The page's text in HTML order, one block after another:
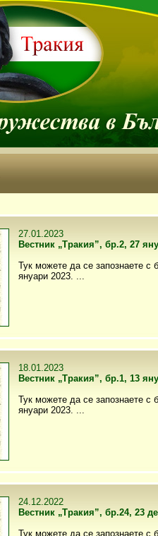
27.01.2023
Вестник „Тракия”, бр.2, 27
Тук можете да се запознаете с
януари 2023. ...
18.01.2023
Вестник „Тракия”, бр.1, 13
Тук можете да се запознаете с
януари 2023. ...
24.12.2022
Вестник „Тракия”, бр.24, 23
Тук можете да се запознаете с